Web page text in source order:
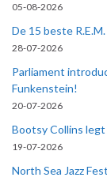
05-08-2026
De 15 beste
28-07-2026
Parliament
Funkenstein!
20-07-2026
Bootsy Collins
19-07-2026
North Sea Jazz